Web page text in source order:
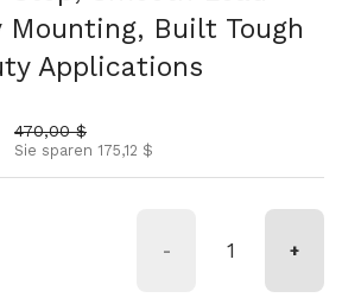
Mounting, Built Tough
Applications
Preis
Aktionspreis
470,00 $
Sie sparen 175,12 $
- +